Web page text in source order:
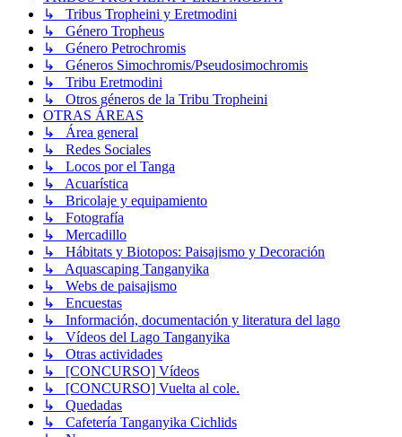
↳ Tribus Tropheini y Eretmodini
↳ Género Tropheus
↳ Género Petrochromis
↳ Géneros Simochromis/Pseudosimochromis
↳ Tribu Eretmodini
↳ Otros géneros de la Tribu Tropheini
OTRAS ÁREAS
↳ Área general
↳ Redes Sociales
↳ Locos por el Tanga
↳ Acuarística
↳ Bricolaje y equipamiento
↳ Fotografía
↳ Mercadillo
↳ Hábitats y Biotopos: Paisajismo y Decoración
↳ Aquascaping Tanganyika
↳ Webs de paisajismo
↳ Encuestas
↳ Información, documentación y literatura del lago
↳ Vídeos del Lago Tanganyika
↳ Otras actividades
↳ [CONCURSO] Vídeos
↳ [CONCURSO] Vuelta al cole.
↳ Quedadas
↳ Cafetería Tanganyika Cichlids